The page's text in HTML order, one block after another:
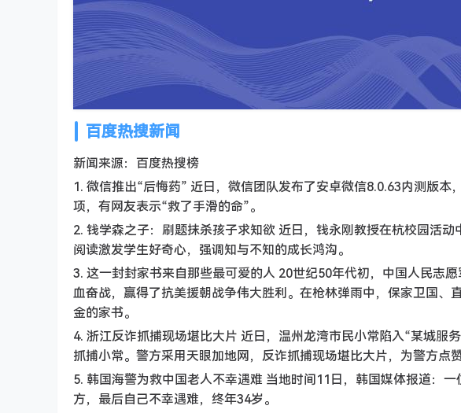
百度热搜新闻
新闻来源：百度热搜榜
1. 微信推出“后悔药” 近日，微信团队发布了安卓微信8.0.63内测版
项，有网友表示“救了手滑的命”。
2. 钱学森之子：刷题抹杀孩子求知欲 近日，钱永刚教授在杭校园活
阅读激发学生好奇心，强调知与不知的成长鸿沟。
3. 这一封封家书来自那些最可爱的人 20世纪50年代初，中国人民志
血奋战，赢得了抗美援朝战争伟大胜利。在枪林弹雨中，保家卫国、
金的家书。
4. 浙江反诈抓捕现场堪比大片 近日，温州龙湾市民小常陷入“某城服
抓捕小常。警方采用天眼加地网，反诈抓捕现场堪比大片，为警方点赞
5. 韩国海警为救中国老人不幸遇难 当地时间11日，韩国媒体报道：
方，最后自己不幸遇难，终年34岁。